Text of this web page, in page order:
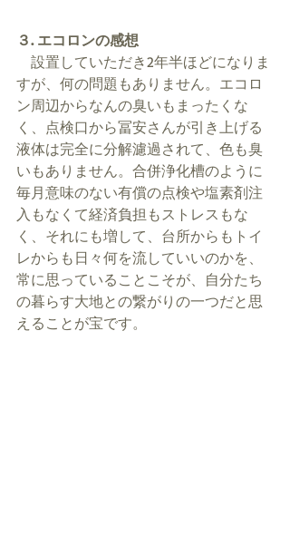
３. エコロンの感想
設置していただき2年半ほどになりま
すが、何の問題もありません。エコロ
ン周辺からなんの臭いもまったくな
く、点検口から冨安さんが引き上げる
液体は完全に分解濾過されて、色も臭
いもありません。合併浄化槽のように
毎月意味のない有償の点検や塩素剤注
入もなくて経済負担もストレスもな
く、それにも増して、台所からもトイ
レからも日々何を流していいのかを、
常に思っていることこそが、自分たち
の暮らす大地との繋がりの一つだと思
えることが宝です。